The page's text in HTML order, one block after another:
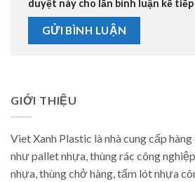
duyệt này cho lần bình luận kế
GIỚI THIỆU
Viet Xanh Plastic là nhà cung cấp
như pallet nhựa, thùng rác công
nhựa, thùng chở hàng, tấm lót nhựa